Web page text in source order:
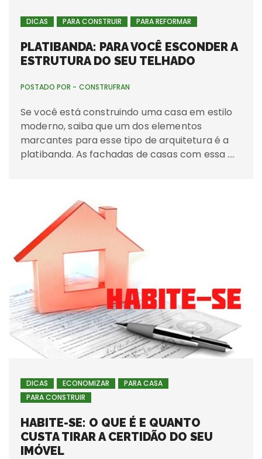
DICAS PARA CONSTRUIR PARA REFORMAR
PLATIBANDA: PARA VOCÊ ESCONDER A
ESTRUTURA DO SEU TELHADO
POSTADO POR - CONSTRUFRAN
Se você está construindo uma casa em estilo
moderno, saiba que um dos elementos
marcantes para esse tipo de arquitetura é a
platibanda. As fachadas de casas com essa ….
DICAS ECONOMIZAR
PARA CASA
PARA CONSTRUIR
HABITE-SE: O QUE É E QUANTO
CUSTA TIRAR A CERTIDÃO DO SEU
IMÓVEL